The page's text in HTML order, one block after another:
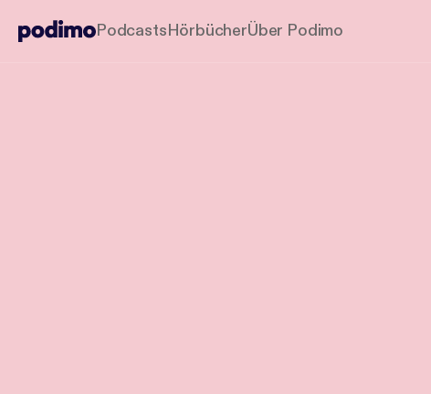
PodcastsHörbücherÜber Podimo